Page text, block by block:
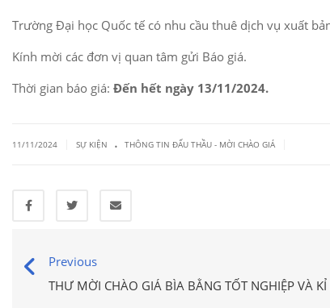
Trường Đại học Quốc tế có nhu cầu thuê dịch vụ xuất
Kính mời các đơn vị quan tâm gửi Báo giá.
Thời gian báo giá: Đến hết ngày 13/11/2024.
11/11/2024 SỰ KIỆN . THÔNG TIN ĐẤU THẦU - MỜI CHÀO GIÁ
Previous
THƯ MỜI CHÀO GIÁ BÌA BẰNG TỐT NGHIỆP VÀ